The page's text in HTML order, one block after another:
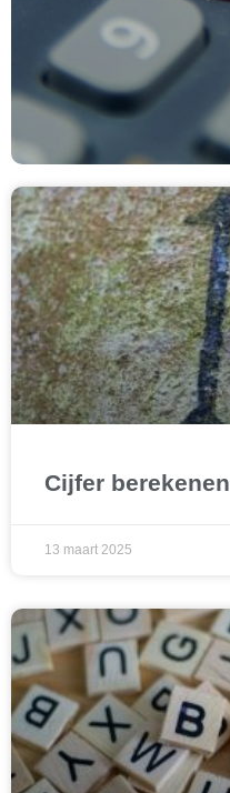
Cijfer berekenen
13 maart 2025